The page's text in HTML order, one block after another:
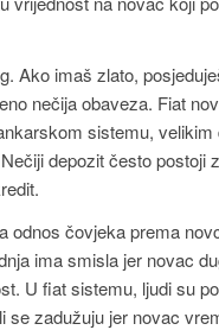
Ako imaš zlato,
nečija obaveza. Fiat
sistemu, velikim
depozit često postoji
odnos čovjeka prema
ima smisla jer novac
U fiat sistemu, ljudi su
se zadužuju jer novac